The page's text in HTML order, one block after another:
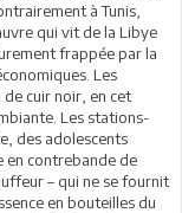
à Tunis,
qui vit de la Libye
frappée par la
Les
cuir noir, en cet
Les stations-
des adolescents
en contrebande de
– qui ne se fournit
en bouteilles du